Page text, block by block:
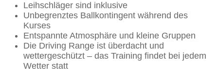
Leihschläger sind inklusive
Unbegrenztes Ballkontingent während des
Kurses
Entspannte Atmosphäre und kleine Gruppen
Die Driving Range ist überdacht und
wettergeschützt – das Training findet bei jedem
Wetter statt